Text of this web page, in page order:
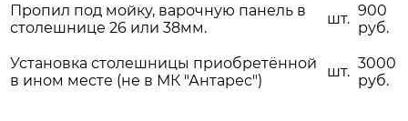
Пропил под мойку, варочную панель в
столешнице 26 или 38мм.
шт. 900
руб.
Установка столешницы приобретённой
в ином месте (не в МК "Антарес")
шт. 3000
руб.